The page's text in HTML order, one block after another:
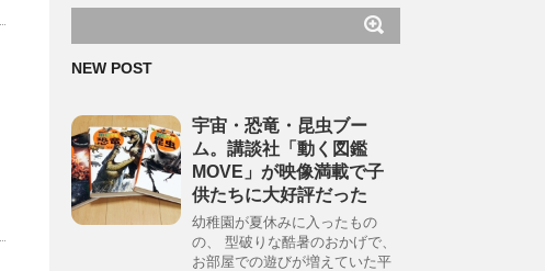
NEW POST
宇宙・恐竜・昆虫ブー
ム。講談社「動く図鑑
MOVE」が映像満載で子
供たちに大好評だった
幼稚園が夏休みに入ったもの
の、 型破りな酷暑のおかげで、
お部屋での遊びが増えていた平